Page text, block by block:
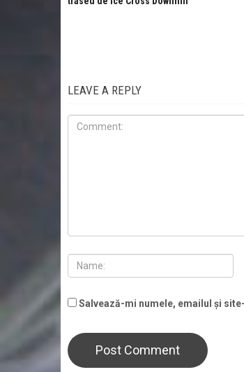
LEAVE A REPLY
Salvează-mi numele, emailul și